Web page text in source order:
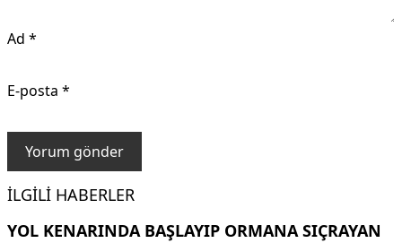
Ad *
E-posta *
İLGILI HABERLER
YOL KENARINDA BAŞLAYIP ORMANA SIÇRAYAN